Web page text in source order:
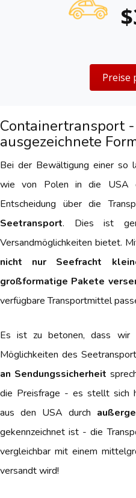
Preise
Containertransport
ausgezeichnete
Bei der Bewältigung einer so
wie von Polen in die USA
Entscheidung über die
Seetransport. Dies ist
Versandmöglichkeiten bietet.
nicht nur Seefracht
großformatige Pakete
verfügbare Transportmittel
Es ist zu betonen, dass wir
Möglichkeiten des
an Sendungssicherheit
die Preisfrage - es stellt sich
aus den USA durch
gekennzeichnet ist - die
vergleichbar mit einem
versandt wird!